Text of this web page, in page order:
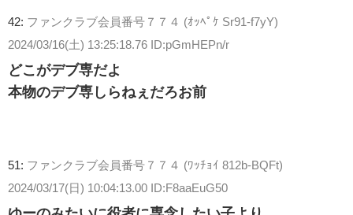
42: ファンクラブ会員番号７７４ (ｵｯﾍﾟｹ Sr91-f7yY)
2024/03/16(土) 13:25:18.76 ID:pGmHEPn/r
どこがデブ専だよ
本物のデブ専しらねぇだろお前
51: ファンクラブ会員番号７７４ (ﾜｯﾁｮｲ 812b-BQFt)
2024/03/17(日) 10:04:13.00 ID:F8aaEuG50